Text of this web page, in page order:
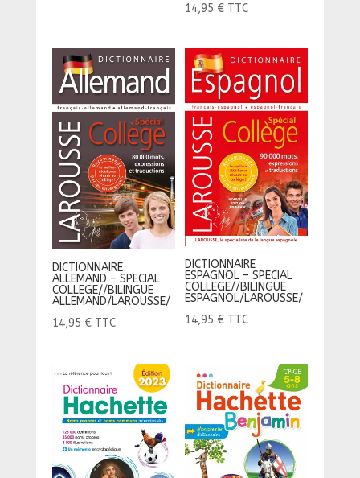
14,95 € TTC
DICTIONNAIRE
ALLEMAND – SPECIAL
COLLEGE//BILINGUE
ALLEMAND/LAROUSSE/
14,95 € TTC
DICTIONNAIRE
ESPAGNOL – SPECIAL
COLLEGE//BILINGUE
ESPAGNOL/LAROUSSE/
14,95 € TTC